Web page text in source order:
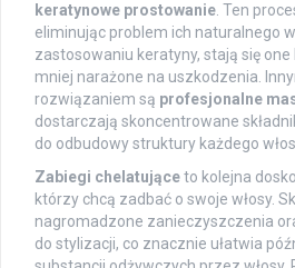
keratynowe prostowanie . Ten
eliminując problem ich naturalnego
zastosowaniu keratyny, stają się
mniej narażone na uszkodzenia.
rozwiązaniem są profesjonalne
dostarczają skoncentrowane
do odbudowy struktury każdego
Zabiegi chelatująceto kolejna
którzy chcą zadbać o swoje włosy.
nagromadzone zanieczyszczenia
do stylizacji, co znacznie ułatwia